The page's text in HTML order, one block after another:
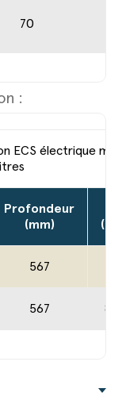
70
:
Profondeur
(mm)
567
567